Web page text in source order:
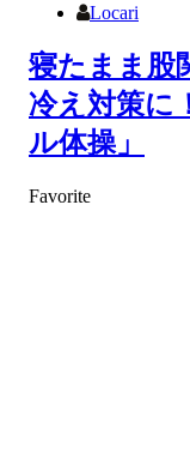
Locari
寝たまま股
冷え対策に
ル体操」
Favorite